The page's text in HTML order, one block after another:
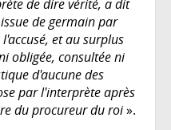
de dire vérité, a dit
de germain par
et au surplus
obligée, consultée ni
d'aucune des
par l'interprète après
du procureur du roi».